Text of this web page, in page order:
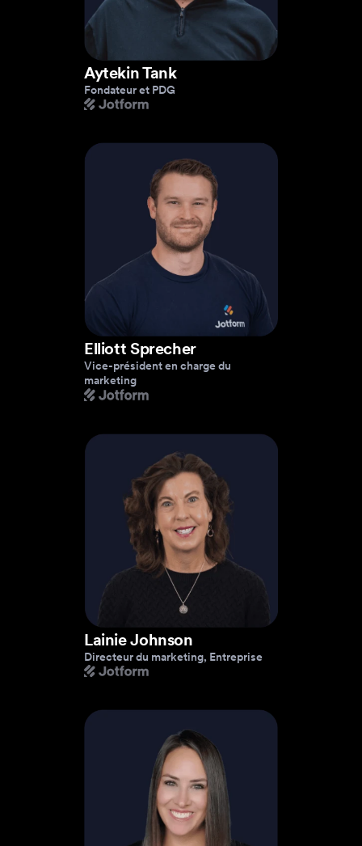
Aytekin Tank
Fondateur et PDG
Elliott Sprecher
Vice-président en charge du
marketing
Lainie Johnson
Directeur du marketing, Entreprise